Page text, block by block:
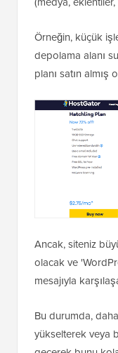
Örneğin, küçük
depolama alanı
planı satın almış
Ancak, siteniz
olacak ve
mesajıyla
Bu durumda,
yükselterek veya